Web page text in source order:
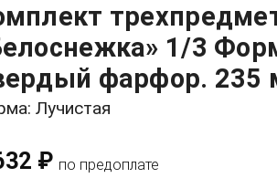
1/3
фарфор. 235
Лучистая
₽ по предоплате